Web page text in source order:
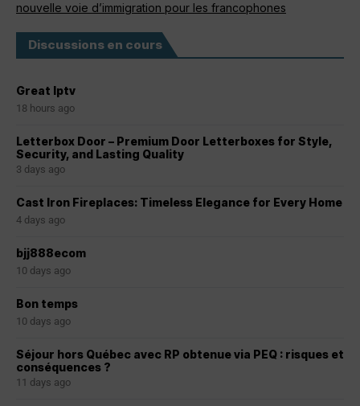
nouvelle voie d’immigration pour les francophones
Discussions en cours
Great Iptv
18 hours ago
Letterbox Door – Premium Door Letterboxes for Style,
Security, and Lasting Quality
3 days ago
Cast Iron Fireplaces: Timeless Elegance for Every Home
4 days ago
bjj888ecom
10 days ago
Bon temps
10 days ago
Séjour hors Québec avec RP obtenue via PEQ : risques et
conséquences ?
11 days ago